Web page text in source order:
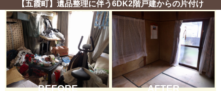
【五霞町】遺品整理に伴う6DK2階戸建からの片付け
BEFORE AFTER